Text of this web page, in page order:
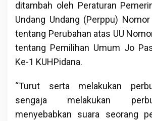
ditambah oleh Peraturan
Undang Undang (Perppu)
tentang Perubahan atas UU
tentang Pemilihan Umum Jo
Ke-1 KUHPidana.
“Turut serta melakukan
sengaja melakukan
menyebabkan suara seorang